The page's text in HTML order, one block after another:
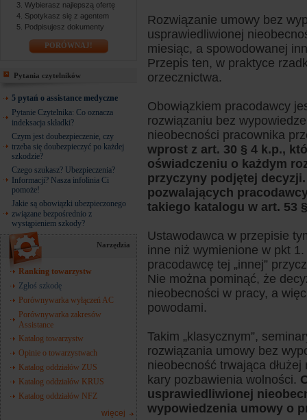
Wybierasz najlepszą ofertę
Spotykasz się z agentem
Podpisujesz dokumenty
PORÓWNAJ!
Pytania czytelników
5 pytań o assistance medyczne
Pytanie Czytelnika: Co oznacza
indeksacja składki?
Czym jest doubezpieczenie, czy
trzeba się doubezpieczyć po każdej
szkodzie?
Czego szukasz? Ubezpieczenia?
Informacji? Nasza infolinia Ci
pomoże!
Jakie są obowiązki ubezpieczonego
związane bezpośrednio z
wystąpieniem szkody?
Narzędzia
Ranking towarzystw
Zgłoś szkodę
Porównywarka wyłączeń AC
Porównywarka zakresów
Assistance
Katalog towarzystw
Opinie o towarzystwach
Katalog oddziałów ZUS
Katalog oddziałów KRUS
Katalog oddziałów NFZ
więcej
Rozwiązanie umowy bez
usprawiedliwionej
miesiąc, a spowodowanej
Przepis ten, w praktyce
orzecznictwa.
Obowiązkiem pracodawcy
rozwiązaniu bez
nieobecności pracownika
wprost z art. 30 § 4 k.p.,
oświadczeniu o każdym
przyczyny podjętej
pozwalających
takiego katalogu w art. 53
Ustawodawca w przepisie
inne niż wymienione w pkt
pracodawcę tej „innej”
Nie można pominąć, że
nieobecności w pracy, a
powodami.
Takim „klasycznym”,
rozwiązania umowy bez
nieobecność trwająca
kary pozbawienia wolności.
usprawiedliwionej
wypowiedzenia umowy o